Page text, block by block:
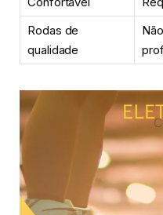
Rodas de
qualidade